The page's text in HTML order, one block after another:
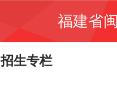
福建省
招生专栏